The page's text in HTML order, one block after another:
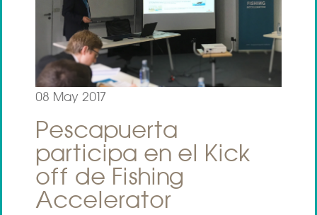
08 May 2017
Pescapuerta
participa en el Kick
off de Fishing
Accelerator